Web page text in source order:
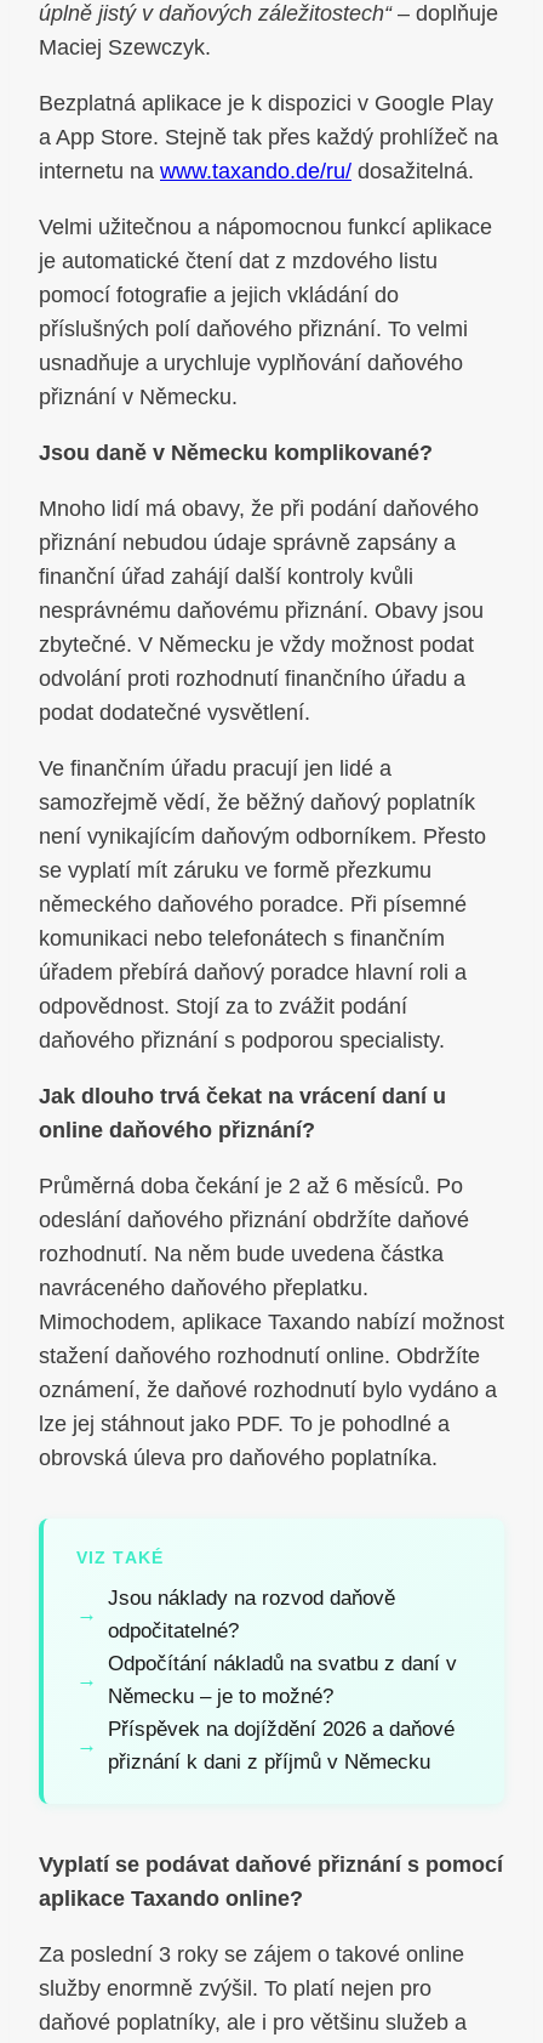
úplně jistý v daňových záležitostech“ – doplňuje
Maciej Szewczyk.
Bezplatná aplikace je k dispozici v Google Play
a App Store. Stejně tak přes každý prohlížeč na
internetu na www.taxando.de/ru/ dosažitelná.
Velmi užitečnou a nápomocnou funkcí aplikace
je automatické čtení dat z mzdového listu
pomocí fotografie a jejich vkládání do
příslušných polí daňového přiznání. To velmi
usnadňuje a urychluje vyplňování daňového
přiznání v Německu.
Jsou daně v Německu komplikované?
Mnoho lidí má obavy, že při podání daňového
přiznání nebudou údaje správně zapsány a
finanční úřad zahájí další kontroly kvůli
nesprávnému daňovému přiznání. Obavy jsou
zbytečné. V Německu je vždy možnost podat
odvolání proti rozhodnutí finančního úřadu a
podat dodatečné vysvětlení.
Ve finančním úřadu pracují jen lidé a
samozřejmě vědí, že běžný daňový poplatník
není vynikajícím daňovým odborníkem. Přesto
se vyplatí mít záruku ve formě přezkumu
německého daňového poradce. Při písemné
komunikaci nebo telefonátech s finančním
úřadem přebírá daňový poradce hlavní roli a
odpovědnost. Stojí za to zvážit podání
daňového přiznání s podporou specialisty.
Jak dlouho trvá čekat na vrácení daní u
online daňového přiznání?
Průměrná doba čekání je 2 až 6 měsíců. Po
odeslání daňového přiznání obdržíte daňové
rozhodnutí. Na něm bude uvedena částka
navráceného daňového přeplatku.
Mimochodem, aplikace Taxando nabízí možnost
stažení daňového rozhodnutí online. Obdržíte
oznámení, že daňové rozhodnutí bylo vydáno a
lze jej stáhnout jako PDF. To je pohodlné a
obrovská úleva pro daňového poplatníka.
VIZ TAKÉ
Jsou náklady na rozvod daňově
odpočitatelné?
Odpočítání nákladů na svatbu z daní v
Německu – je to možné?
Příspěvek na dojíždění 2026 a daňové
přiznání k dani z příjmů v Německu
Vyplatí se podávat daňové přiznání s pomocí
aplikace Taxando online?
Za poslední 3 roky se zájem o takové online
služby enormně zvýšil. To platí nejen pro
daňové poplatníky, ale i pro většinu služeb a